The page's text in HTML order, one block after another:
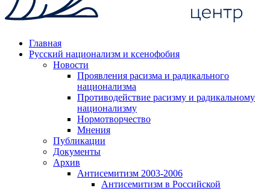
Главная
Русский национализм и ксенофобия
Новости
Проявления расизма и радикального
национализма
Противодействие расизму и радикальному
национализму
Нормотворчество
Мнения
Публикации
Документы
Архив
Антисемитизм 2003-2006
Антисемитизм в Российской